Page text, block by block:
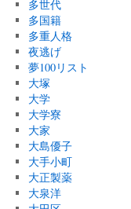
多世代
多国籍
多重人格
夜逃げ
夢100リスト
大塚
大学
大学寮
大家
大島優子
大手小町
大正製薬
大泉洋